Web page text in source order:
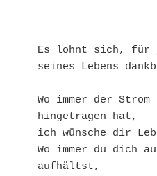
Es lohnt sich, für
seines Lebens
Wo immer der
hingetragen hat,
ich wünsche dir
Wo immer du dich
aufhältst,